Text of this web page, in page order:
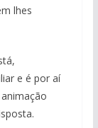
lhes
e é por aí